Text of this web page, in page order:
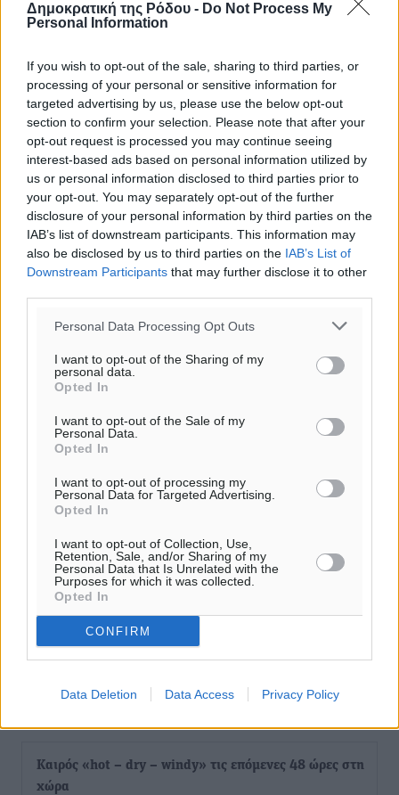
Δημοκρατική της Ρόδου - Do Not Process My
Personal Information
If you wish to opt-out of the sale, sharing to third parties, or
processing of your personal or sensitive information for
targeted advertising by us, please use the below opt-out
section to confirm your selection. Please note that after your
opt-out request is processed you may continue seeing
interest-based ads based on personal information utilized by
us or personal information disclosed to third parties prior to
your opt-out. You may separately opt-out of the further
disclosure of your personal information by third parties on the
IAB’s list of downstream participants. This information may
also be disclosed by us to third parties on the IAB’s List of
Downstream Participants that may further disclose it to other
Personal Data Processing Opt Outs
I want to opt-out of the Sharing of my
personal data.
Opted In
I want to opt-out of the Sale of my
Personal Data.
Opted In
I want to opt-out of processing my
Personal Data for Targeted Advertising.
Opted In
I want to opt-out of Collection, Use,
Retention, Sale, and/or Sharing of my
Personal Data that Is Unrelated with the
Purposes for which it was collected.
Opted In
CONFIRM
Data Deletion Data Access Privacy Policy
ΠΕ
Ροή ειδήσεων
Καιρός «hot – dry – windy» τις επόμενες 48 ώρες στη
χώρα